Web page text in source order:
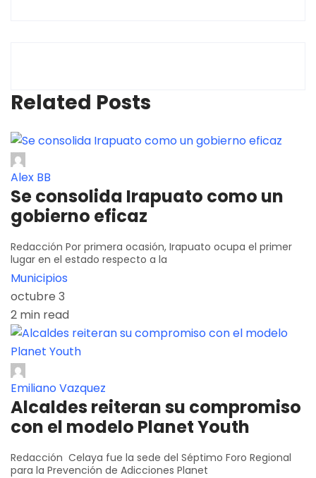
Related Posts
Alex BB
Se consolida Irapuato como un
gobierno eficaz
Redacción Por primera ocasión, Irapuato ocupa el primer
lugar en el estado respecto a la
Municipios
octubre 3
2 min read
Emiliano Vazquez
Alcaldes reiteran su compromiso
con el modelo Planet Youth
Redacción Celaya fue la sede del Séptimo Foro Regional
para la Prevención de Adicciones Planet